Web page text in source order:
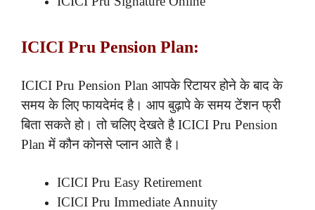
ICICI Pru Pension Plan:
ICICI Pru Pension Plan आपके रिटायर होने के बाद के
समय के लिए फायदेमंद है। आप बुढ़ापे के समय टेंशन फ्री
बिता सकते हो। तो चलिए देखते है ICICI Pru Pension
Plan में कौन कोनसे प्लान आते है।
ICICI Pru Easy Retirement
ICICI Pru Immediate Annuity